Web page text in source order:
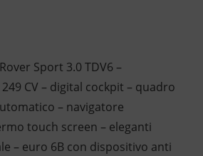
Sport 3.0 TDV6 –
CV – digital cockpit – quadro
– navigatore
touch screen – eleganti
– euro 6B con dispositivo anti